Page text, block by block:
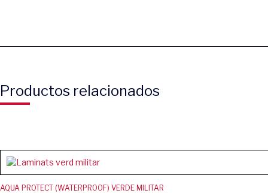
Productos relacionados
AQUA PROTECT (WATERPROOF) VERDE MILITAR